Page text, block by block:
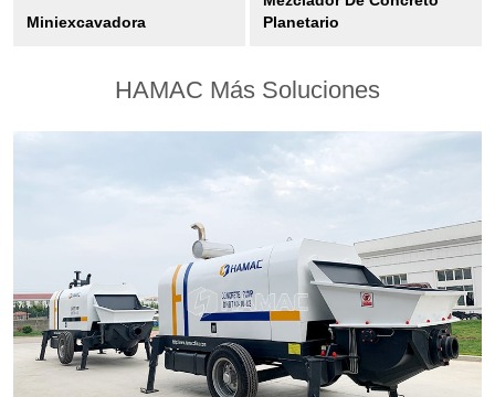
Miniexcavadora
Planetario
HAMAC Más Soluciones